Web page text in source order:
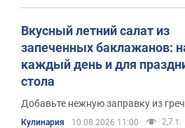
Вкусный летний салат из
запеченных баклажанов:
каждый день и для
стола
Добавьте нежную заправку из
Кулинария 10.08.2026 11:00 2,7 т.